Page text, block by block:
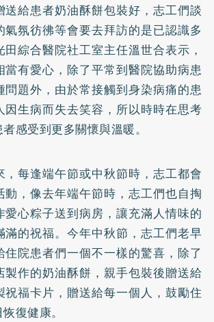
送給患者奶油酥餅包裝好，志工們談
氣氛彷彿等會要去拜訪的是已認識多
綜合醫院社工室主任溫世合表示，
當有愛心，除了平常到醫院協助病患
問題外，由於常接觸到身染病痛的患
因生病而失去笑容，所以時時在思考
感受到更多關懷與溫暖。
，每逢端午節或中秋節時，志工都會
動，像去年端午節時，志工們也自掏
愛心粽子送到病房，讓充滿人情味的
滿的祝福。今年中秋節，志工們老早
住院患者們一個不一樣的驚喜，除了
製作的奶油酥餅，親手包裝後贈送給
祝福卡片，贈送給每一個人，鼓勵住
復健康。